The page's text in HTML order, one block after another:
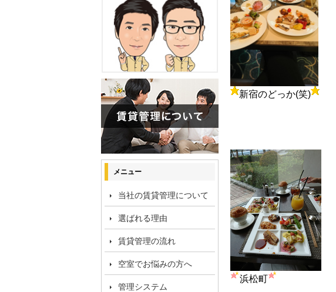
新宿のどっか(笑)
浜松町
メニュー
当社の賃貸管理について
選ばれる理由
賃貸管理の流れ
空室でお悩みの方へ
管理システム